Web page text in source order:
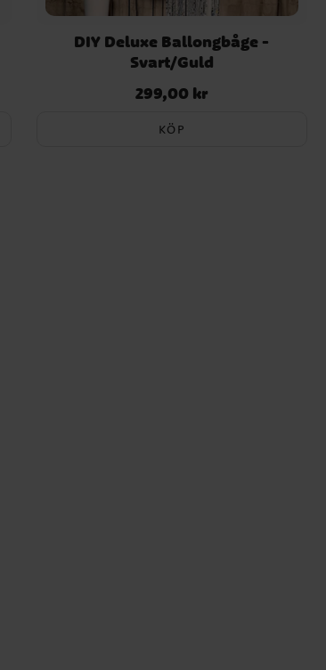
DIY Deluxe Ballongbåge -
Svart/Guld
Pris:299,00 kr
299,00 kr
KÖP